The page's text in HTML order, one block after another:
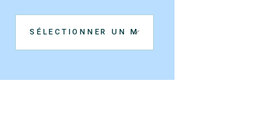
Archives